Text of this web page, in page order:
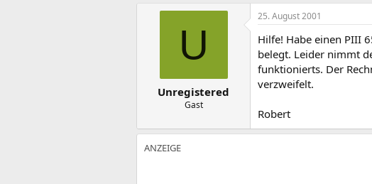
s
t
a
U
Unregistered
Gast
25. August 2001
Hilfe! Habe einen PIII
belegt. Leider nimmt
funktionierts. Der
verzweifelt.
Robert